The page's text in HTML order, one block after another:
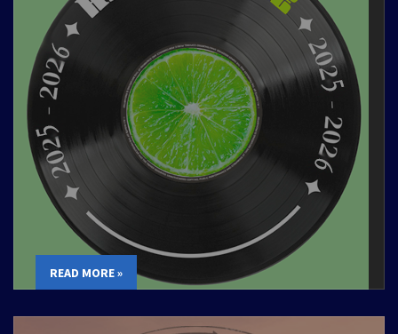
READ MORE »